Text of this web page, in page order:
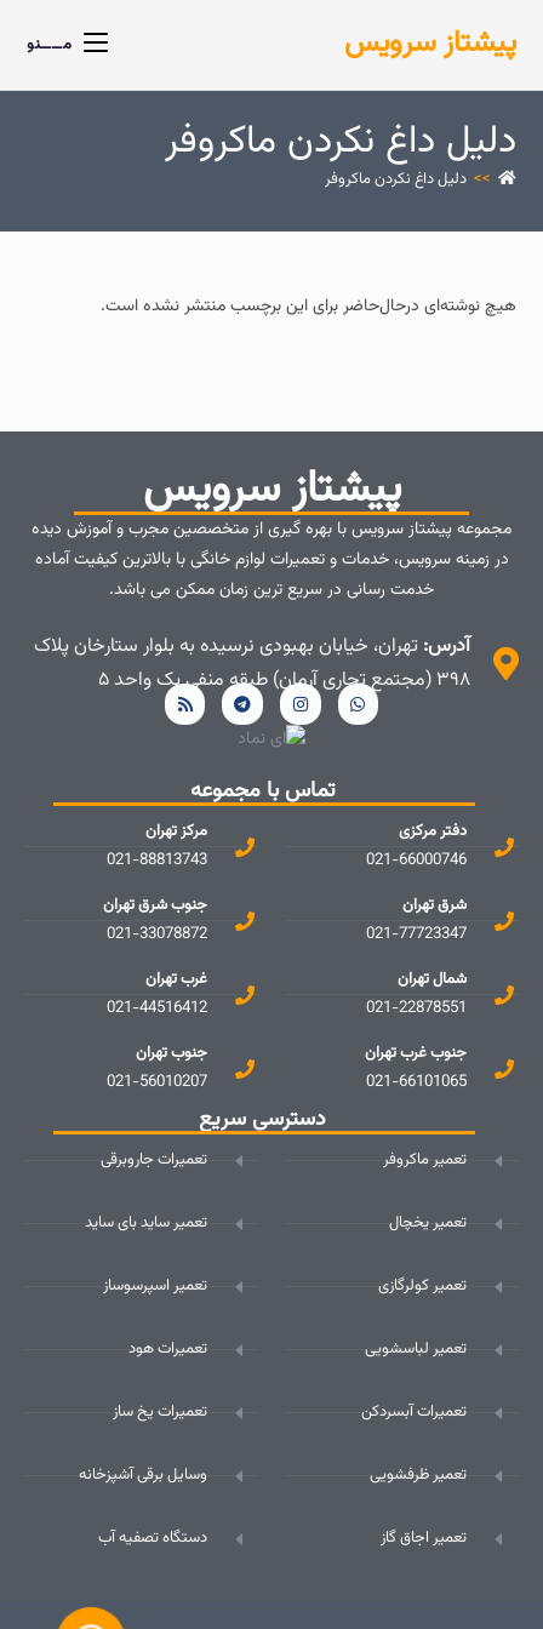
پیشتاز سرویس مــــنو
دلیل داغ نکردن ماکروفر
>> دلیل داغ نکردن ماکروفر
هیچ نوشته‌ای درحال‌حاضر برای این برچسب منتشر نشده است.
پیشتاز سرویس
مجموعه پیشتاز سرویس با بهره گیری از متخصصین مجرب و آموزش دیده
در زمینه سرویس، خدمات و تعمیرات لوازم خانگی با بالاترین کیفیت آماده
خدمت رسانی در سریع ترین زمان ممکن می باشد.
آدرس: تهران، خیابان بهبودی نرسیده به بلوار ستارخان پلاک
۳۹۸ (مجتمع تجاری آرمان) طبقه منفی یک واحد ۵
تماس با مجموعه
دفتر مرکزی
021-66000746
شرق تهران
021-77723347
شمال تهران
021-22878551
جنوب غرب تهران
021-66101065
مرکز تهران
021-88813743
جنوب شرق تهران
021-33078872
غرب تهران
021-44516412
جنوب تهران
021-56010207
دسترسی سریع
تعمیر ماکروفر
تعمیر یخچال
تعمیر کولرگازی
تعمیر لباسشویی
تعمیرات آبسردکن
تعمیر ظرفشویی
تعمیر اجاق گاز
تعمیرات جاروبرقی
تعمیر ساید بای ساید
تعمیر اسپرسوساز
تعمیرات هود
تعمیرات یخ ساز
وسایل برقی آشپزخانه
دستگاه تصفیه آب